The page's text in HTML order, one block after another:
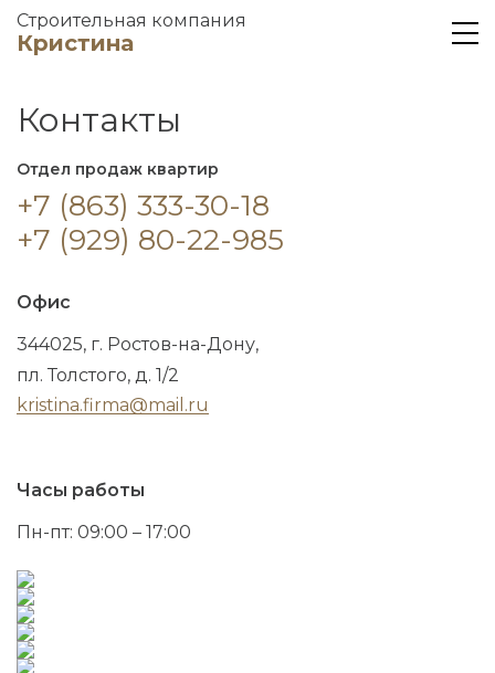
Строительная компания
Кристина
Контакты
Отдел продаж квартир
+7 (863) 333-30-18
+7 (929) 80-22-985
Офис
344025, г. Ростов-на-Дону,
пл. Толстого, д. 1/2
kristina.firma@mail.ru
Часы работы
Пн-пт: 09:00 – 17:00